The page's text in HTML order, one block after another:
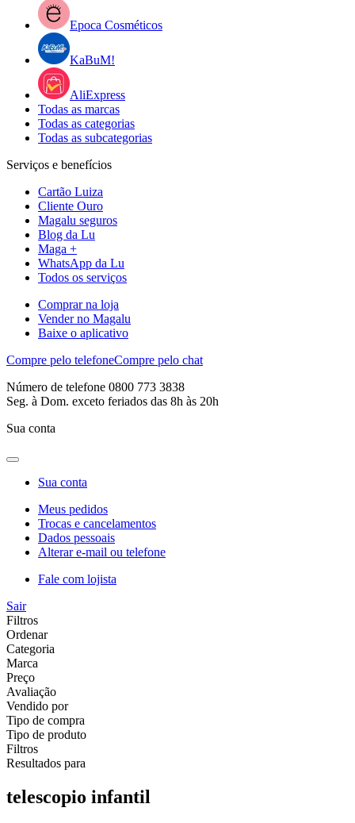
Epoca Cosméticos
KaBuM!
AliExpress
Todas as marcas
Todas as categorias
Todas as subcategorias
Serviços e benefícios
Cartão Luiza
Cliente Ouro
Magalu seguros
Blog da Lu
Maga +
WhatsApp da Lu
Todos os serviços
Comprar na loja
Vender no Magalu
Baixe o aplicativo
Compre pelo telefoneCompre pelo chat
Número de telefone 0800 773 3838
Seg. à Dom. exceto feriados das 8h às 20h
Sua conta
Sua conta
Meus pedidos
Trocas e cancelamentos
Dados pessoais
Alterar e-mail ou telefone
Fale com lojista
Sair
Filtros
Ordenar
Categoria
Marca
Preço
Avaliação
Vendido por
Tipo de compra
Tipo de produto
Filtros
Resultados para
telescopio infantil